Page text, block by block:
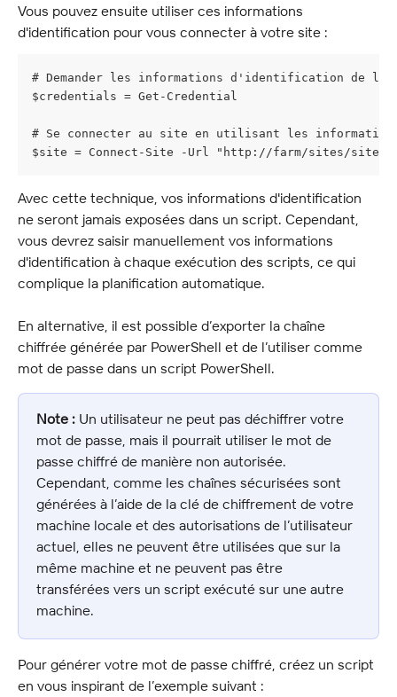
Vous pouvez ensuite utiliser ces informations
d'identification pour vous connecter à votre site :
# Demander les informations d'identification de
$credentials = Get-Credential
# Se connecter au site en utilisant les
$site = Connect-Site -Url "http://farm/sites/
Avec cette technique, vos informations d'identification
ne seront jamais exposées dans un script. Cependant,
vous devrez saisir manuellement vos informations
d'identification à chaque exécution des scripts, ce qui
complique la planification automatique.
En alternative, il est possible d’exporter la chaîne
chiffrée générée par PowerShell et de l’utiliser comme
mot de passe dans un script PowerShell.
Note : Un utilisateur ne peut pas déchiffrer votre
mot de passe, mais il pourrait utiliser le mot de
passe chiffré de manière non autorisée.
Cependant, comme les chaînes sécurisées sont
générées à l’aide de la clé de chiffrement de votre
machine locale et des autorisations de l’utilisateur
actuel, elles ne peuvent être utilisées que sur la
même machine et ne peuvent pas être
transférées vers un script exécuté sur une autre
machine.
Pour générer votre mot de passe chiffré, créez un script
en vous inspirant de l’exemple suivant :